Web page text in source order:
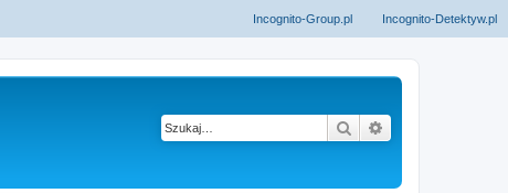
Incognito-Detektyw.pl
Incognito-Group.pl
Szukaj